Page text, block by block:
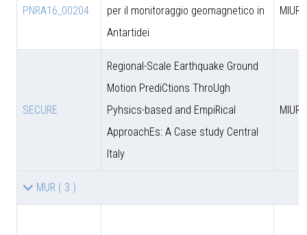
PNRA16_00204
per il monitoraggio geomagnetico in
Antartidei
MIUR
SECURE
Regional-Scale Earthquake Ground
Motion PrediCtions ThroUgh
Pyhsics-based and EmpiRical
ApproachEs: A Case study Central
Italy
MIUR
MUR ( 3 )